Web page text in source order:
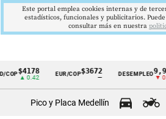
Cintillo
$4178
▲ 0.42
EUR/COP$3672 DESEMPLEO 9,9 %
▼ 0.30
Pico y Placa Medellín
Este portal emplea cookies internas y de
estadísticos, funcionales y publicitarios.
consultar más en nuestra